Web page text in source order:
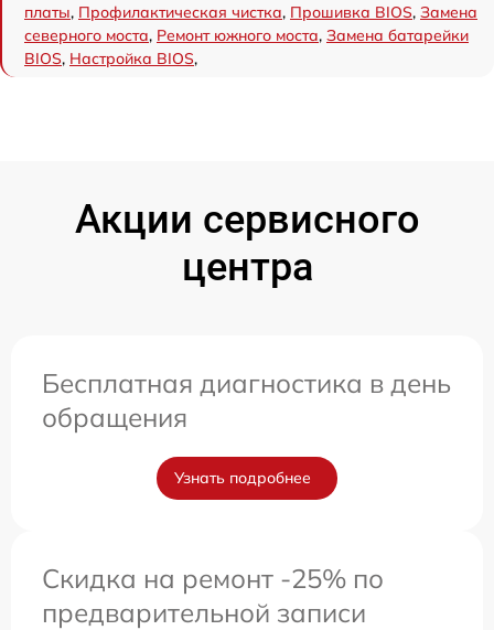
платы, Профилактическая чистка, Прошивка BIOS, Замена
северного моста, Ремонт южного моста, Замена батарейки
BIOS, Настройка BIOS,
Акции сервисного
центра
Бесплатная диагностика в день
обращения
Узнать подробнее
Скидка на ремонт -25% по
предварительной записи